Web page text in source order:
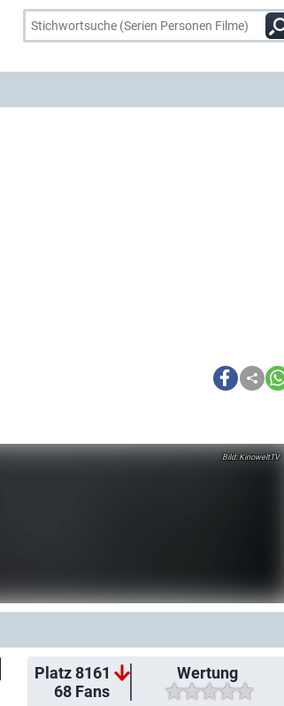
KinoweltTV
Platz 8161
68 Fans
Wertung